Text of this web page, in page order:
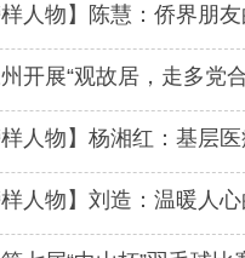
人物】陈慧：侨界朋
开展“观故居，走多党
样人物】杨湘红：基层
样人物】刘造：温暖人